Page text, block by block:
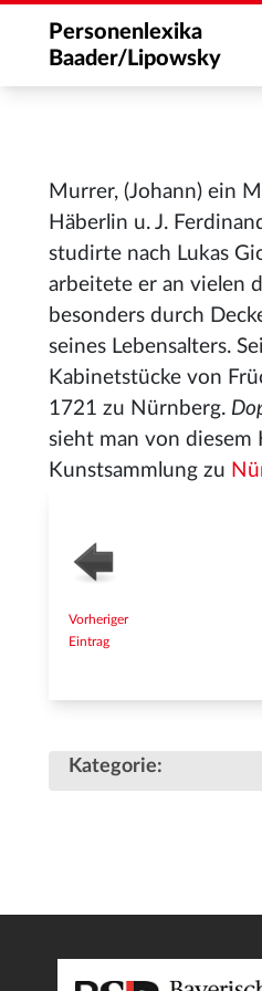
Personenlexika
Baader/Lipowsky
Murrer, (Johann) ein
Häberlin u. J.
studirte nach Lukas
arbeitete er an vielen
besonders durch
seines Lebensalters.
Kabinetstücke von
1721 zu Nürnberg.
sieht man von diesem
Kunstsammlung zu
Vorheriger
Eintrag
Kategorie: